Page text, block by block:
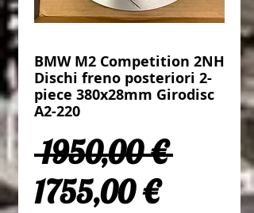
BMW M2 Competition 2NH
Dischi freno posteriori 2-
piece 380x28mm Girodisc
A2-220
1950,00 €
1755,00 €Prezzo